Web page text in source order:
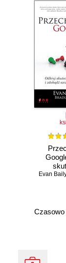
Evan
Czasowo